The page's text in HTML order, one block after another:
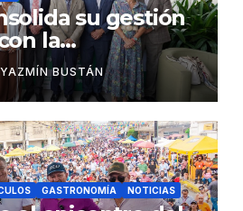
su gestión
la
de su octava
Sostenibilidad
YAZMÍN BUSTÁN
GASTRONOMÍA NOTICIAS